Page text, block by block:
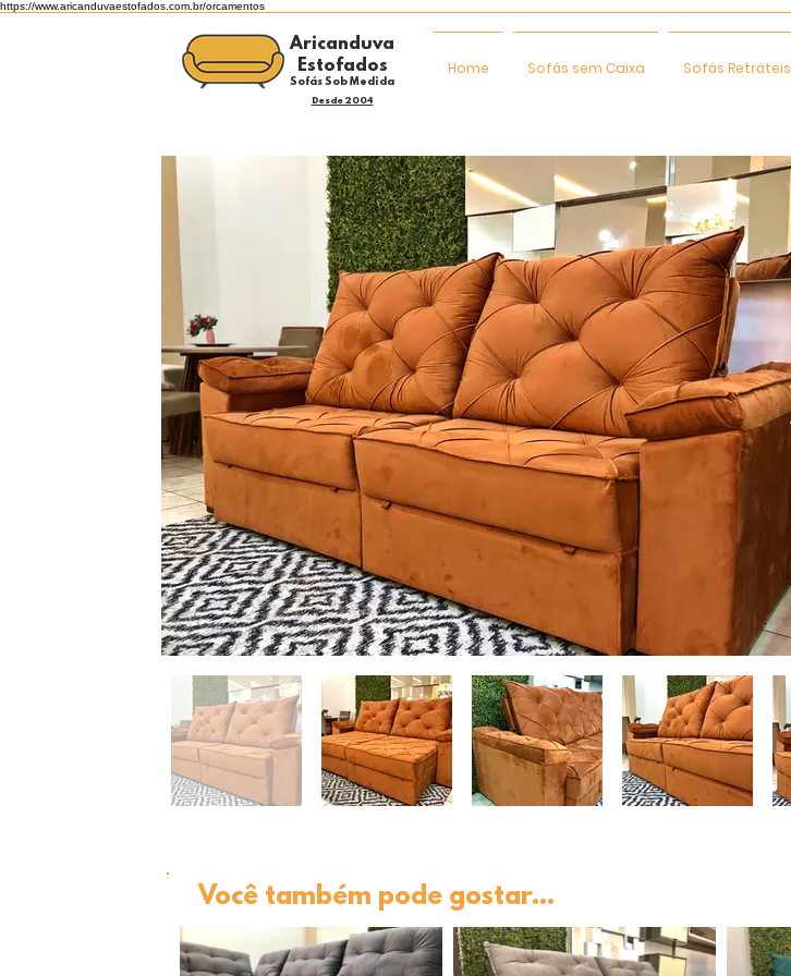
https://www.aricanduvaestofados.com.br/orcamentos
Aricanduva
Estofados
Sofás Sob Medida
Desde 2004
Home Sofás sem Caixa Sofás Retráteis
Você também pode gostar...